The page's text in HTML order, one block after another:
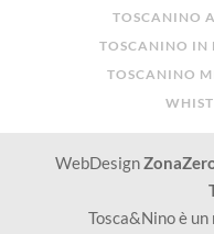
TOSCANINO
TOSCANINO IN
TOSCANINO
WebDesign
Tosca&Nino è